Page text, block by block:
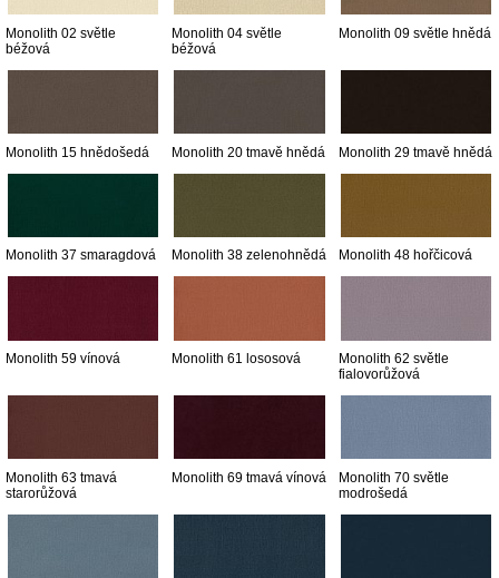
Monolith 02 světle
béžová
Monolith 04 světle
béžová
Monolith 09 světle hnědá
Monolith 15 hnědošedá Monolith 20 tmavě hnědá Monolith 29 tmavě hnědá
Monolith 37 smaragdová Monolith 38 zelenohnědá Monolith 48 hořčicová
Monolith 59 vínová Monolith 61 lososová
Monolith 62 světle
fialovorůžová
Monolith 63 tmavá
starorůžová
Monolith 69 tmavá vínová
Monolith 70 světle
modrošedá